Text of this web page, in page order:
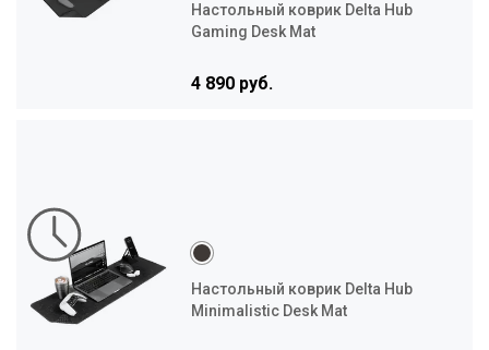
Настольный коврик Delta Hub
Gaming Desk Mat
4 890 руб.
Настольный коврик Delta Hub
Minimalistic Desk Mat